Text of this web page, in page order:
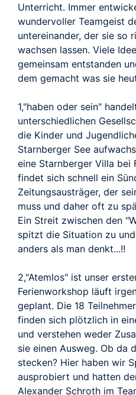
Unterricht. Immer
wundervoller Teamgeist
untereinander, der sie so
wachsen lassen. Viele
gemeinsam entstanden
dem gemacht was sie
1,"haben oder sein"
unterschiedlichen
die Kinder und
Starnberger See
eine Starnberger Villa
findet sich schnell ein
Zeitungsausträger, der
muss und daher oft zu
Ein Streit zwischen den
spitzt die Situation zu
anders als man denkt...!!
2,"Atemlos" ist unser
Ferienworkshop läuft
geplant. Die 18
finden sich plötzlich in
und verstehen weder
sie einen Ausweg. Ob da
stecken? Hier haben wir
ausprobiert und hatten
Alexander Schroth im